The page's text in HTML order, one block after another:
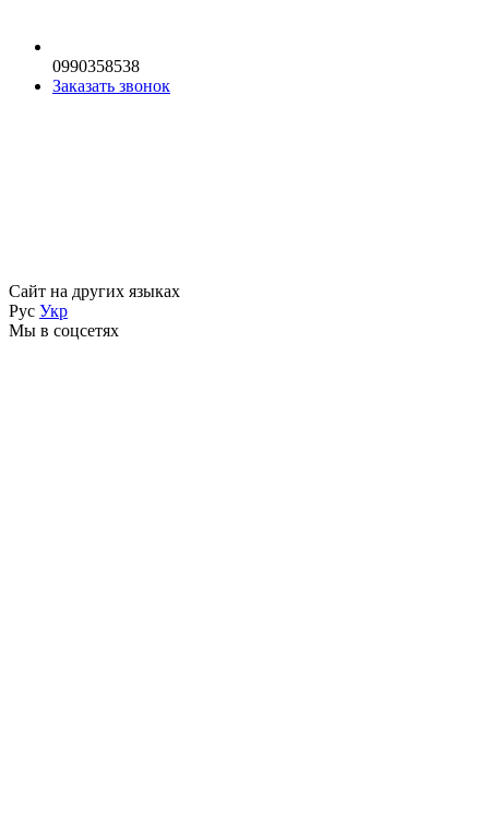
0990358538
Заказать звонок
Сайт на других языках
Рус Укр
Мы в соцсетях